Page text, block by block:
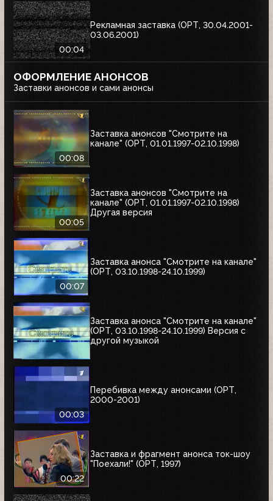
00:04
Рекламная заставка (ОРТ, 30.04.2001-
03.06.2001)
ОФОРМЛЕНИЕ АНОНСОВ
Заставки анонсов и сами анонсы
00:08
Заставка анонсов "Смотрите на
канале" (ОРТ, 01.01.1997-02.10.1998)
00:05
Заставка анонсов "Смотрите на
канале" (ОРТ, 01.01.1997-02.10.1998)
Другая версия
00:07
Заставка анонса "Смотрите на канале"
(ОРТ, 03.10.1998-24.10.1999)
Заставка анонса "Смотрите на канале"
(ОРТ, 03.10.1998-24.10.1999) Версия с
другой музыкой
00:03
Перебивка между анонсами (ОРТ,
2000-2001)
00:22
Заставка и фрагмент анонса ток-шоу
"Поехали!" (ОРТ, 1997)